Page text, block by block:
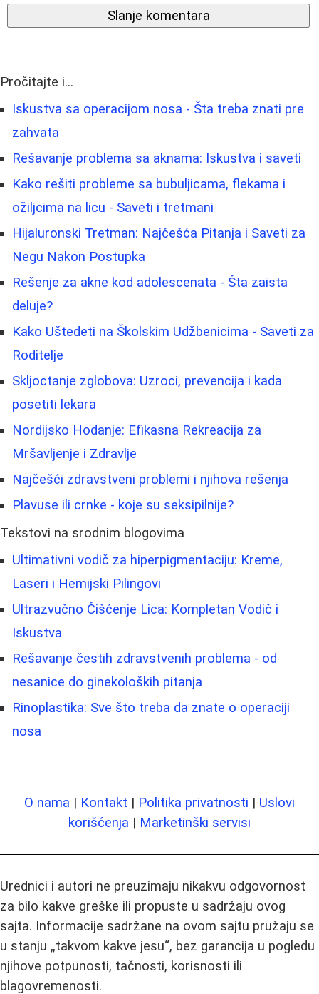
Slanje komentara
Pročitajte i...
Iskustva sa operacijom nosa - Šta treba znati pre
zahvata
Rešavanje problema sa aknama: Iskustva i saveti
Kako rešiti probleme sa bubuljicama, flekama i
ožiljcima na licu - Saveti i tretmani
Hijaluronski Tretman: Najčešća Pitanja i Saveti za
Negu Nakon Postupka
Rešenje za akne kod adolescenata - Šta zaista
deluje?
Kako Uštedeti na Školskim Udžbenicima - Saveti za
Roditelje
Skljoctanje zglobova: Uzroci, prevencija i kada
posetiti lekara
Nordijsko Hodanje: Efikasna Rekreacija za
Mršavljenje i Zdravlje
Najčešći zdravstveni problemi i njihova rešenja
Plavuse ili crnke - koje su seksipilnije?
Tekstovi na srodnim blogovima
Ultimativni vodič za hiperpigmentaciju: Kreme,
Laseri i Hemijski Pilingovi
Ultrazvučno Čišćenje Lica: Kompletan Vodič i
Iskustva
Rešavanje čestih zdravstvenih problema - od
nesanice do ginekoloških pitanja
Rinoplastika: Sve što treba da znate o operaciji
nosa
O nama | Kontakt | Politika privatnosti | Uslovi
korišćenja | Marketinški servisi
Urednici i autori ne preuzimaju nikakvu odgovornost
za bilo kakve greške ili propuste u sadržaju ovog
sajta. Informacije sadržane na ovom sajtu pružaju se
u stanju „takvom kakve jesu“, bez garancija u pogledu
njihove potpunosti, tačnosti, korisnosti ili
blagovremenosti.